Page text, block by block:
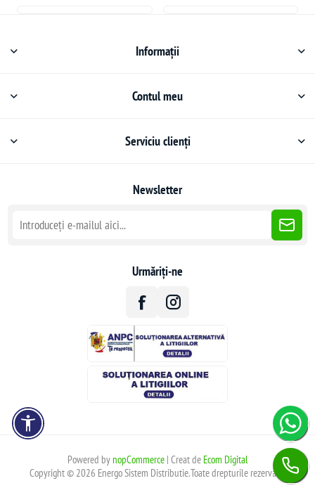
Informații
Contul meu
Serviciu clienți
Newsletter
Urmăriți-ne
Powered bynopCommerce| Creat de Ecom Digital
Copyright © 2026 Energo Sistem Distributie.Toate drepturile rezervate.